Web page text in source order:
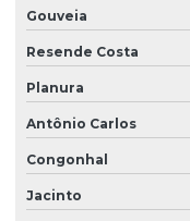
Produtor de grama são
Produtor de grama são
Produtor de grama são
Produtor de leiva de
Produtor de plantio de
Serviço de
Gouveia
Resende Costa
Planura
Antônio Carlos
Congonhal
Jacinto